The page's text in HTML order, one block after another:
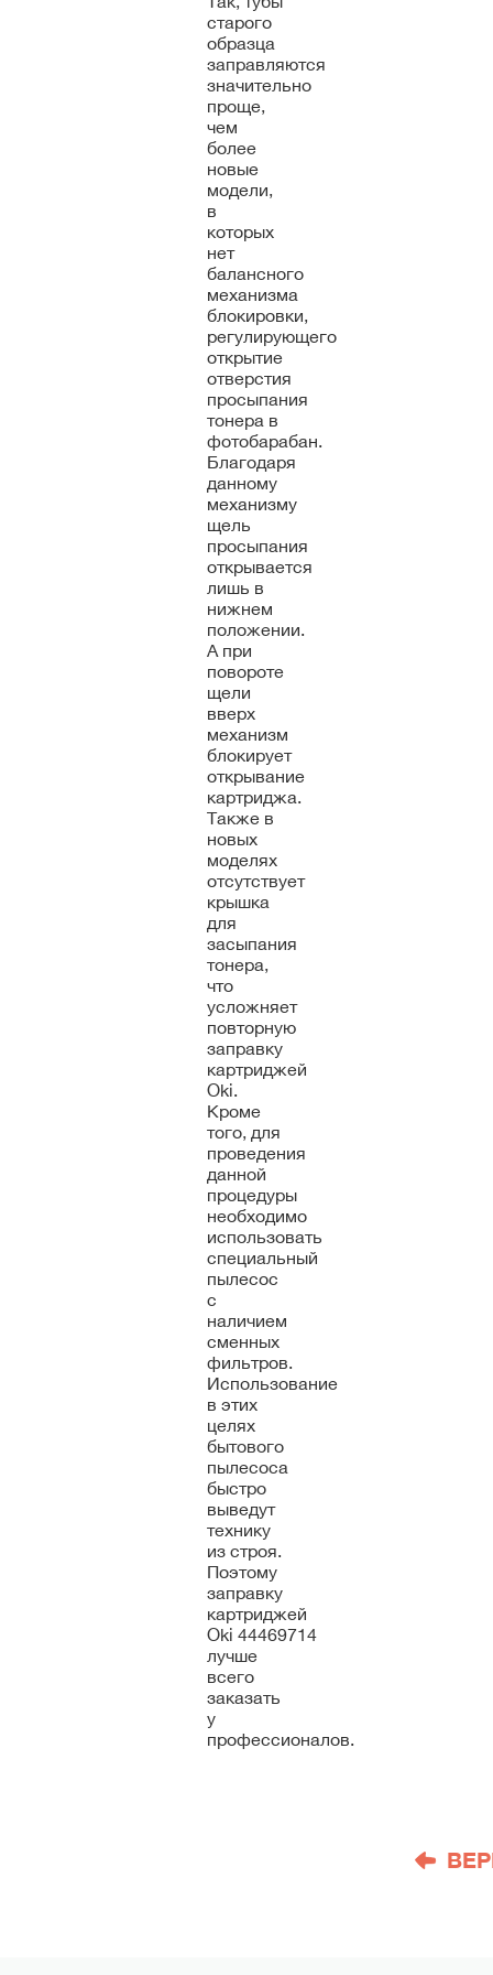
старого
образца
заправляются
значительно
проще,
чем
более
новые
модели,
в
которых
нет
балансного
механизма
блокировки,
регулирующего
открытие
отверстия
просыпания
тонера в
фотобарабан.
Благодаря
данному
механизму
щель
просыпания
открывается
лишь в
нижнем
положении.
А при
повороте
щели
вверх
механизм
блокирует
открывание
картриджа.
Также в
новых
моделях
отсутствует
крышка
для
засыпания
тонера,
что
усложняет
повторную
заправку
картриджей
Oki.
Кроме
того, для
проведения
данной
процедуры
необходимо
использовать
специальный
пылесос
с
наличием
сменных
фильтров.
Использование
в этих
целях
бытового
пылесоса
быстро
выведут
технику
из строя.
Поэтому
заправку
картриджей
Oki 44469714
лучше
всего
заказать
у
профессионалов.